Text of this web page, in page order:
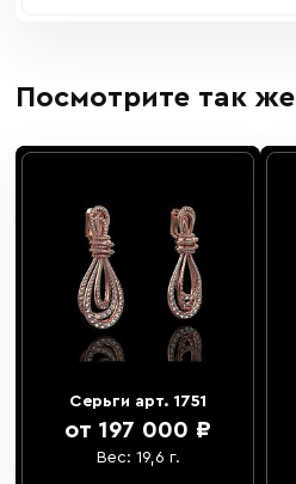
Посмотрите так же
Серьги арт. 1751
от 197 000 ₽
Вес: 19,6 г.